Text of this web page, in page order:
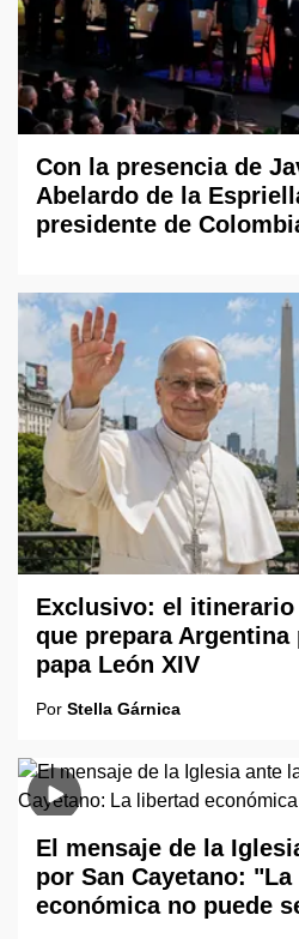
Con la presencia de
Abelardo de la
presidente de
Exclusivo: el
que prepara Argentina
papa León XIV
Por Stella Gárnica
El mensaje de la
por San Cayetano: "La
económica no puede